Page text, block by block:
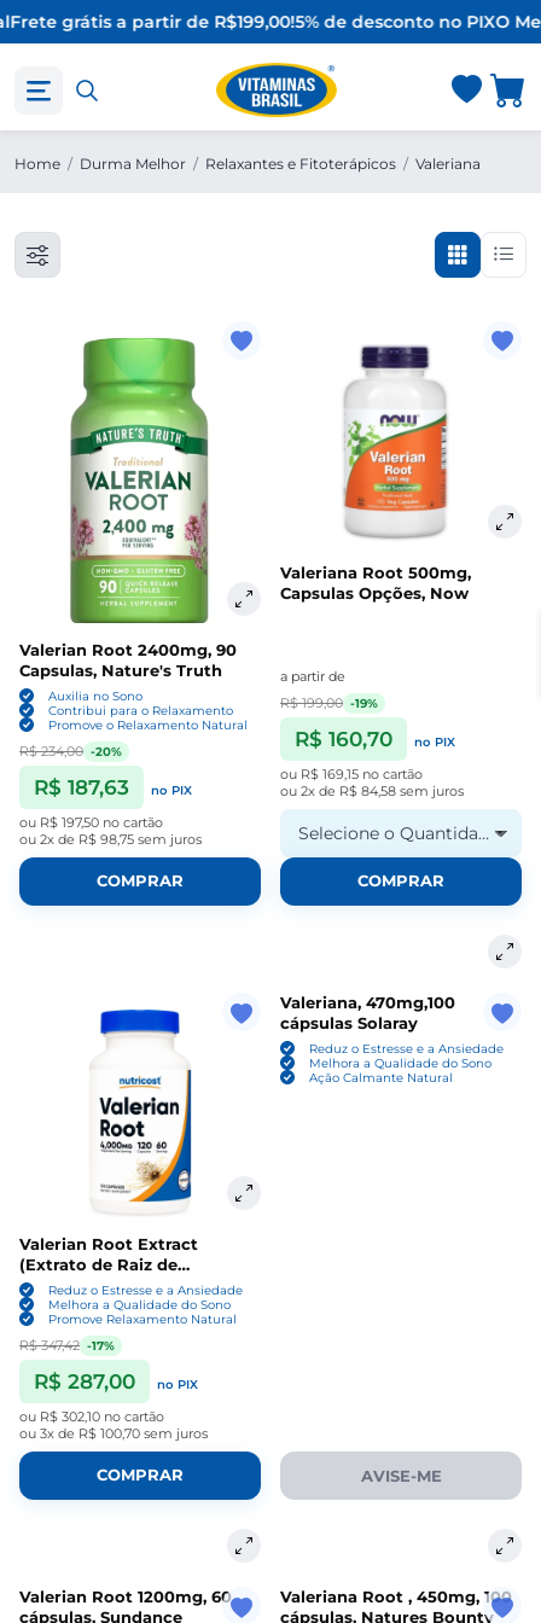
Frete grátis a partir de R$199,00!5% de desconto no PIXO
Home / Durma Melhor / Relaxantes e Fitoterápicos / Valeriana
Valerian Root 2400mg, 90
Capsulas, Nature's Truth
Auxilia no Sono
Contribui para o Relaxamento
Promove o Relaxamento Natural
R$ 234,00 -20%
R$ 187,63 no PIX
ou R$ 197,50 no cartão
ou 2x de R$ 98,75 sem juros
COMPRAR
Valeriana Root 500mg,
Capsulas Opções, Now
a partir de
R$ 199,00 -19%
R$ 160,70 no PIX
ou R$ 169,15 no cartão
ou 2x de R$ 84,58 sem juros
Selecione o Quantidade
COMPRAR
Valerian Root Extract
(Extrato de Raiz de
Valeriana) , 4000mg, 120
Cápsulas, Nutricost
Reduz o Estresse e a Ansiedade
Melhora a Qualidade do Sono
Promove Relaxamento Natural
R$ 347,42 -17%
R$ 287,00 no PIX
ou R$ 302,10 no cartão
ou 3x de R$ 100,70 sem juros
COMPRAR
Valeriana, 470mg,100
cápsulas Solaray
Reduz o Estresse e a Ansiedade
Melhora a Qualidade do Sono
Ação Calmante Natural
AVISE-ME
Valerian Root 1200mg, 60
cápsulas, Sundance
Valeriana Root , 450mg, 100
cápsulas, Natures Bounty